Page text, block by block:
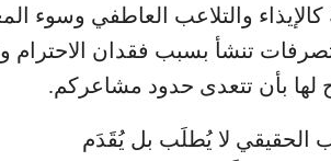
كالإيذاء والتلاعب العاطفي وسوء
تنشأ بسبب فقدان
لها بأن تتعدى حدود مشاعركم.